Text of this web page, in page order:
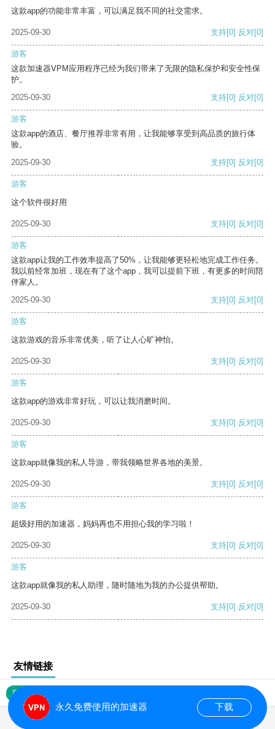
这款app的功能非常丰富，可以满足我不同的社交需求。
2025-09-30 支持[0] 反对[0]
游客
这款加速器VPM应用程序已经为我们带来了无限的隐私保护和安全性保
护。
2025-09-30
支持[0] 反对[0]
游客
这款app的酒店、餐厅推荐非常有用，让我能够享受到高品质的旅行体
验。
2025-09-30
支持[0] 反对[0]
游客
这个软件很好用
2025-09-30 支持[0] 反对[0]
游客
这款app让我的工作效率提高了50%，让我能够更轻松地完成工作任务。
我以前经常加班，现在有了这个app，我可以提前下班，有更多的时间陪
伴家人。
2025-09-30
支持[0] 反对[0]
游客
这款游戏的音乐非常优美，听了让人心旷神怡。
2025-09-30 支持[0] 反对[0]
游客
这款app的游戏非常好玩，可以让我消磨时间。
2025-09-30 支持[0] 反对[0]
游客
这款app就像我的私人导游，带我领略世界各地的美景。
2025-09-30 支持[0] 反对[0]
游客
超级好用的加速器，妈妈再也不用担心我的学习啦！
2025-09-30 支持[0] 反对[0]
游客
这款app就像我的私人助理，随时随地为我的办公提供帮助。
2025-09-30 支持[0] 反对[0]
友情链接
网站地图
永久免费使用的加速器 下载